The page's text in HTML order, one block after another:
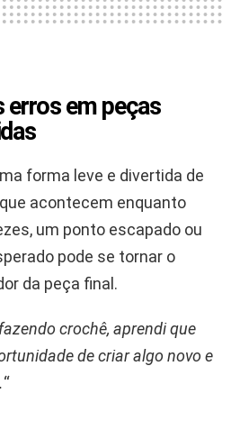
erros em peças
forma leve e divertida de
acontecem enquanto
um ponto escapado ou
pode se tornar o
da peça final.
crochê, aprendi que
de criar algo novo e
“